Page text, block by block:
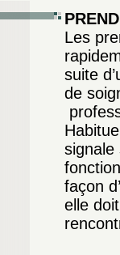
Les
suite
de
signale
façon
elle